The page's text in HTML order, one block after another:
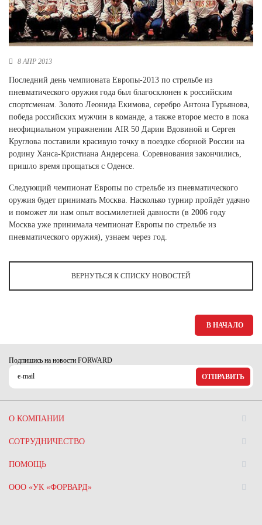
Новосибирская область (3)
Омская область (5)
Республика Крым (1)
Республика Татарстан (2)
Ростовская область (2)
Самарская область (1)
Санкт-Петербург и ЛО (3)
Саратовская область (1)
Свердловская область (5)
Северная Осетия (2)
Смоленская область (1)
Ставропольский край (5)
Томская область (1)
Тюменская область (3)
Ханты-Мансийский автономный округ (3)
8 АПР 2013
Последний день чемпионата Европы-2013 по стрельбе из
пневматического оружия года был благосклонен к российским
спортсменам. Золото Леонида Екимова, серебро Антона Гурьянова,
победа российских мужчин в команде, а также второе место в пока
неофициальном упражнении AIR 50 Дарии Вдовиной и Сергея
Круглова поставили красивую точку в поездке сборной России на
родину Ханса-Кристиана Андерсена. Соревнования закончились,
пришло время прощаться с Оденсе.
Следующий чемпионат Европы по стрельбе из пневматического
оружия будет принимать Москва. Насколько турнир пройдёт удачно
и поможет ли нам опыт восьмилетней давности (в 2006 году
Москва уже принимала чемпионат Европы по стрельбе из
пневматического оружия), узнаем через год.
ВЕРНУТЬСЯ К СПИСКУ НОВОСТЕЙ
В НАЧАЛО
Подпишись на новости FORWARD
ОТПРАВИТЬ
О КОМПАНИИ
СОТРУДНИЧЕСТВО
ПОМОЩЬ
ООО «УК «ФОРВАРД»